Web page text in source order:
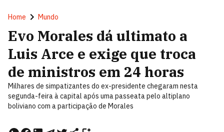
Home Mundo
Evo Morales dá ultimato a
Luis Arce e exige que troca
de ministros em 24 horas
Milhares de simpatizantes do ex-presidente chegaram nesta
segunda-feira à capital após uma passeata pelo altiplano
boliviano com a participação de Morales